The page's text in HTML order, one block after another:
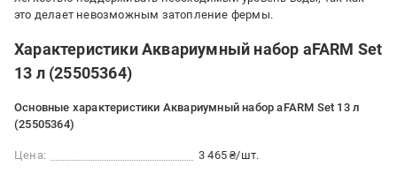
это делает невозможным затопление фермы.
Характеристики Аквариумный набор aFARM Set
13 л (25505364)
Основные характеристики Аквариумный набор aFARM Set 13 л
(25505364)
Цена:
3 465 ₴/шт.